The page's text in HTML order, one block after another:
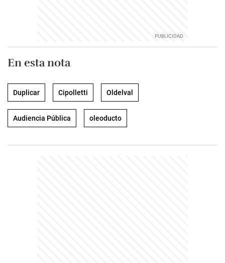
En esta nota
Duplicar Cipolletti Oldelval
Audiencia Pública oleoducto